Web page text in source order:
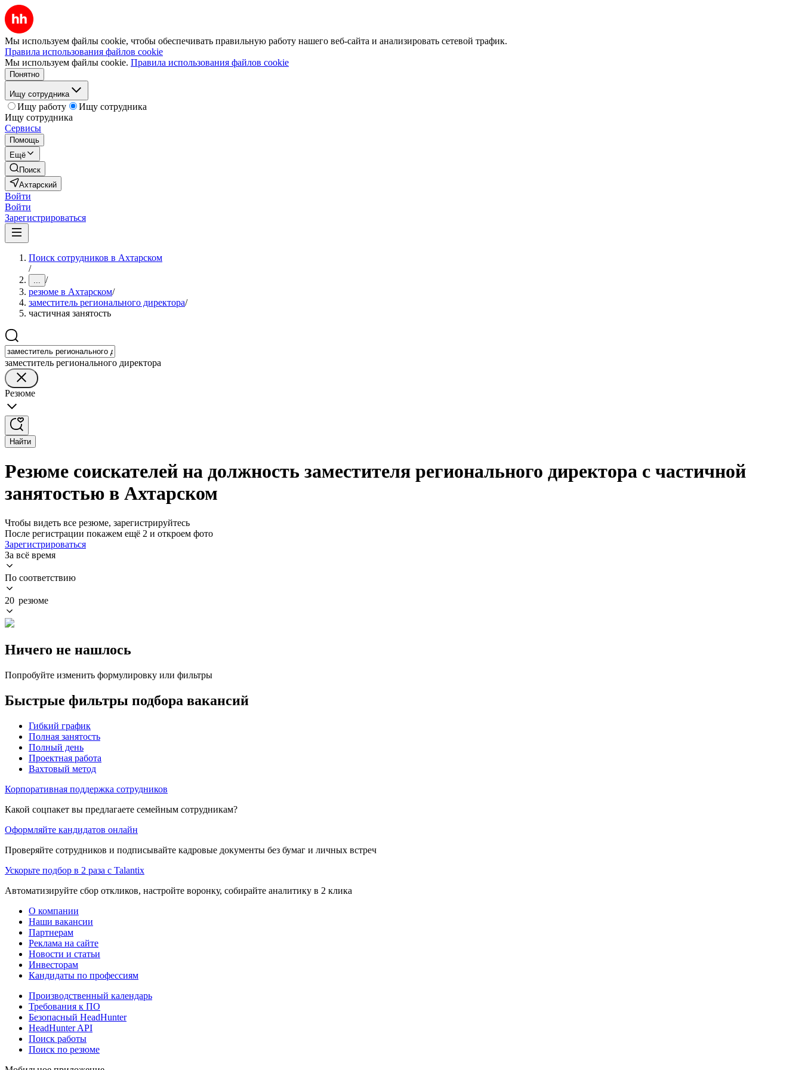
Мы используем файлы cookie, чтобы обеспечивать правильную работу нашего веб-сайта и анализировать сетевой трафик.
Правила использования файлов cookie
Мы используем файлы cookie. Правила использования файлов cookie
Понятно
Ищу сотрудника
Ищу работу
Ищу сотрудника
Ищу сотрудника
Сервисы
Помощь
Ещё
Поиск
Ахтарский
Войти
Войти
Зарегистрироваться
Поиск сотрудников в Ахтарском
/
... /
резюме в Ахтарском/
заместитель регионального директора/
частичная занятость
заместитель регионального директора
Резюме
Найти
Резюме соискателей на должность заместителя регионального директора с частичной
занятостью в Ахтарском
Чтобы видеть все резюме, зарегистрируйтесь
После регистрации покажем ещё 2 и откроем фото
Зарегистрироваться
За всё время
По соответствию
20 резюме
Ничего не нашлось
Попробуйте изменить формулировку или фильтры
Быстрые фильтры подбора вакансий
Гибкий график
Полная занятость
Полный день
Проектная работа
Вахтовый метод
Корпоративная поддержка сотрудников
Какой соцпакет вы предлагаете семейным сотрудникам?
Оформляйте кандидатов онлайн
Проверяйте сотрудников и подписывайте кадровые документы без бумаг и личных встреч
Ускорьте подбор в 2 раза с Talantix
Автоматизируйте сбор откликов, настройте воронку, собирайте аналитику в 2 клика
О компании
Наши вакансии
Партнерам
Реклама на сайте
Новости и статьи
Инвесторам
Кандидаты по профессиям
Производственный календарь
Требования к ПО
Безопасный HeadHunter
HeadHunter API
Поиск работы
Поиск по резюме